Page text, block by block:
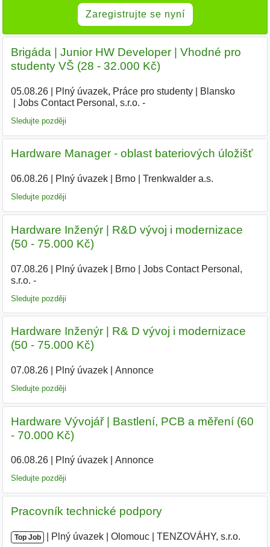
Zaregistrujte se nyní
Brigáda | Junior HW Developer | Vhodné pro
studenty VŠ (28 - 32.000 Kč)
05.08.26| Plný úvazek, Práce pro studenty| Blansko|
Jobs Contact Personal, s.r.o. -|
Sledujte později
Hardware Manager - oblast bateriových úložišť
06.08.26| Plný úvazek| Brno| Trenkwalder a.s.
Sledujte později
Hardware Inženýr | R&D vývoj i modernizace
(50 - 75.000 Kč)
07.08.26| Plný úvazek| Brno|
Jobs Contact Personal,
s.r.o. -
Sledujte později
Hardware Inženýr | R& D vývoj i modernizace
(50 - 75.000 Kč)
07.08.26| Plný úvazek| Annonce
Sledujte později
Hardware Vývojář | Bastlení, PCB a měření (60
- 70.000 Kč)
06.08.26| Plný úvazek| Annonce
Sledujte později
Pracovník technické podpory
Top Job Plný úvazek Olomouc TENZOVÁHY, s.r.o.